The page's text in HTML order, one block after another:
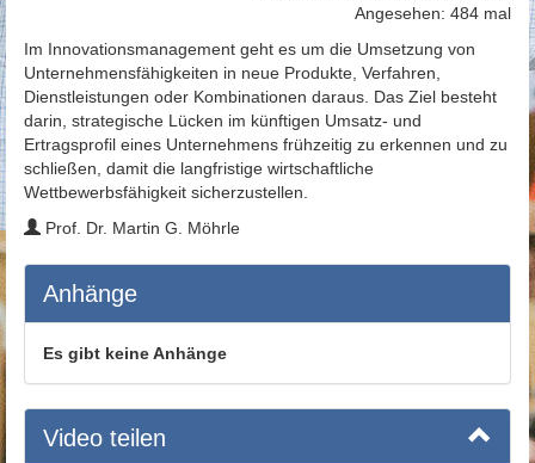
Angesehen: 484 mal
Im Innovationsmanagement geht es um die Umsetzung von
Unternehmensfähigkeiten in neue Produkte, Verfahren,
Dienstleistungen oder Kombinationen daraus. Das Ziel besteht
darin, strategische Lücken im künftigen Umsatz- und
Ertragsprofil eines Unternehmens frühzeitig zu erkennen und zu
schließen, damit die langfristige wirtschaftliche
Wettbewerbsfähigkeit sicherzustellen.
Prof. Dr. Martin G. Möhrle
Anhänge
Es gibt keine Anhänge
Video teilen